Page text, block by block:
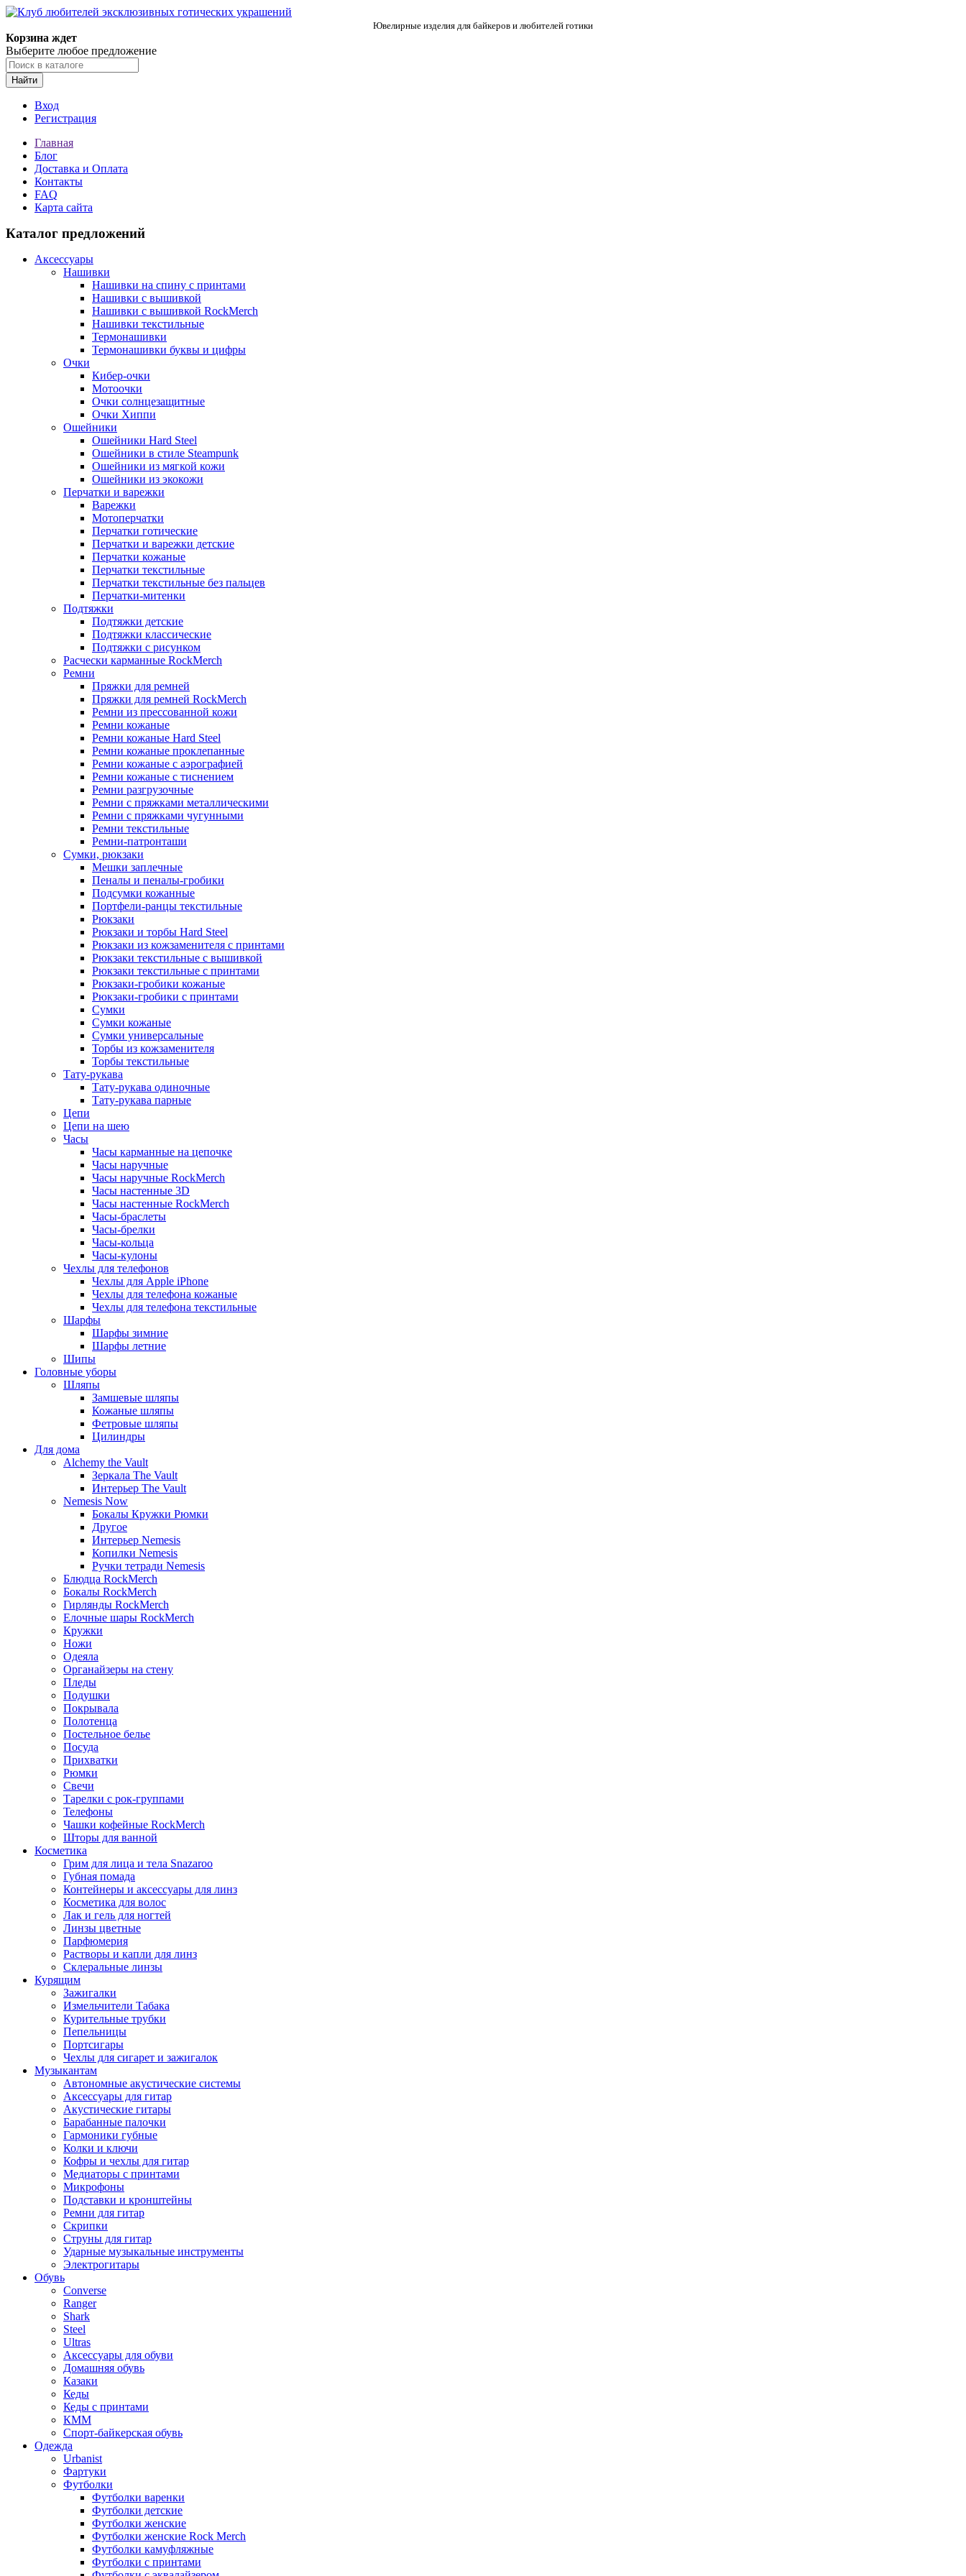
Ювелирные изделия для байкеров и любителей готики
Корзина ждет
Выберите любое предложение
Найти
Вход
Регистрация
Главная
Блог
Доставка и Оплата
Контакты
FAQ
Карта сайта
Каталог предложений
Аксессуары
Нашивки
Нашивки на спину с принтами
Нашивки с вышивкой
Нашивки с вышивкой RockMerch
Нашивки текстильные
Термонашивки
Термонашивки буквы и цифры
Очки
Кибер-очки
Мотоочки
Очки солнцезащитные
Очки Хиппи
Ошейники
Ошейники Hard Steel
Ошейники в стиле Steampunk
Ошейники из мягкой кожи
Ошейники из экокожи
Перчатки и варежки
Варежки
Мотоперчатки
Перчатки готические
Перчатки и варежки детские
Перчатки кожаные
Перчатки текстильные
Перчатки текстильные без пальцев
Перчатки-митенки
Подтяжки
Подтяжки детские
Подтяжки классические
Подтяжки с рисунком
Расчески карманные RockMerch
Ремни
Пряжки для ремней
Пряжки для ремней RockMerch
Ремни из прессованной кожи
Ремни кожаные
Ремни кожаные Hard Steel
Ремни кожаные проклепанные
Ремни кожаные с аэрографией
Ремни кожаные с тиснением
Ремни разгрузочные
Ремни с пряжками металлическими
Ремни с пряжками чугунными
Ремни текстильные
Ремни-патронташи
Сумки, рюкзаки
Мешки заплечные
Пеналы и пеналы-гробики
Подсумки кожанные
Портфели-ранцы текстильные
Рюкзаки
Рюкзаки и торбы Hard Steel
Рюкзаки из кожзаменителя с принтами
Рюкзаки текстильные с вышивкой
Рюкзаки текстильные с принтами
Рюкзаки-гробики кожаные
Рюкзаки-гробики с принтами
Сумки
Сумки кожаные
Сумки универсальные
Торбы из кожзаменителя
Торбы текстильные
Тату-рукава
Тату-рукава одиночные
Тату-рукава парные
Цепи
Цепи на шею
Часы
Часы карманные на цепочке
Часы наручные
Часы наручные RockMerch
Часы настенные 3D
Часы настенные RockMerch
Часы-браслеты
Часы-брелки
Часы-кольца
Часы-кулоны
Чехлы для телефонов
Чехлы для Apple iPhone
Чехлы для телефона кожаные
Чехлы для телефона текстильные
Шарфы
Шарфы зимние
Шарфы летние
Шипы
Головные уборы
Шляпы
Замшевые шляпы
Кожаные шляпы
Фетровые шляпы
Цилиндры
Для дома
Alchemy the Vault
Зеркала The Vault
Интерьер The Vault
Nemesis Now
Бокалы Кружки Рюмки
Другое
Интерьер Nemesis
Копилки Nemesis
Ручки тетради Nemesis
Блюдца RockMerch
Бокалы RockMerch
Гирлянды RockMerch
Елочные шары RockMerch
Кружки
Ножи
Одеяла
Органайзеры на стену
Пледы
Подушки
Покрывала
Полотенца
Постельное белье
Посуда
Прихватки
Рюмки
Свечи
Тарелки с рок-группами
Телефоны
Чашки кофейные RockMerch
Шторы для ванной
Косметика
Грим для лица и тела Snazaroo
Губная помада
Контейнеры и аксессуары для линз
Косметика для волос
Лак и гель для ногтей
Линзы цветные
Парфюмерия
Растворы и капли для линз
Склеральные линзы
Курящим
Зажигалки
Измельчители Табака
Курительные трубки
Пепельницы
Портсигары
Чехлы для сигарет и зажигалок
Музыкантам
Автономные акустические системы
Аксессуары для гитар
Акустические гитары
Барабанные палочки
Гармоники губные
Колки и ключи
Кофры и чехлы для гитар
Медиаторы с принтами
Микрофоны
Подставки и кронштейны
Ремни для гитар
Скрипки
Струны для гитар
Ударные музыкальные инструменты
Электрогитары
Обувь
Converse
Ranger
Shark
Steel
Ultras
Аксессуары для обуви
Домашняя обувь
Казаки
Кеды
Кеды с принтами
КММ
Спорт-байкерская обувь
Одежда
Urbanist
Фартуки
Футболки
Футболки варенки
Футболки детские
Футболки женские
Футболки женские Rock Merch
Футболки камуфляжные
Футболки с принтами